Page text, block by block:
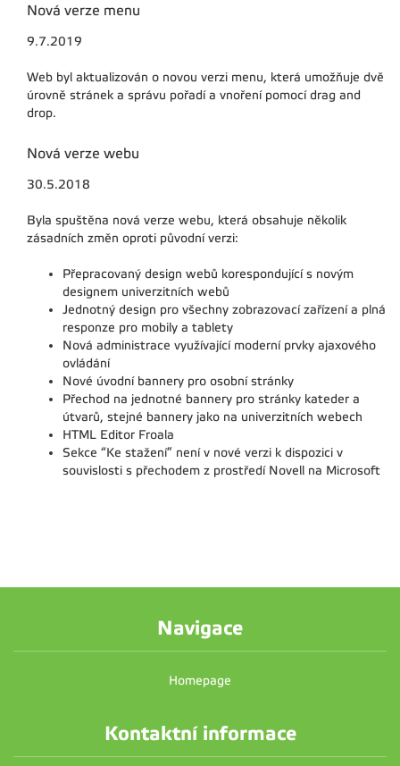
Nová verze menu
9.7.2019
Web byl aktualizován o novou verzi menu, která umožňuje dvě
úrovně stránek a správu pořadí a vnoření pomocí drag and
drop.
Nová verze webu
30.5.2018
Byla spuštěna nová verze webu, která obsahuje několik
zásadních změn oproti původní verzi:
Přepracovaný design webů korespondující s novým
designem univerzitních webů
Jednotný design pro všechny zobrazovací zařízení a plná
responze pro mobily a tablety
Nová administrace využívající moderní prvky ajaxového
ovládání
Nové úvodní bannery pro osobní stránky
Přechod na jednotné bannery pro stránky kateder a
útvarů, stejné bannery jako na univerzitních webech
HTML Editor Froala
Sekce “Ke stažení” není v nové verzi k dispozici v
souvislosti s přechodem z prostředí Novell na Microsoft
Navigace
Homepage
Kontaktní informace